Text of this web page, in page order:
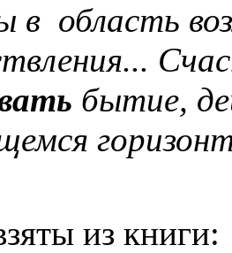
в область
бытие,
из книги: